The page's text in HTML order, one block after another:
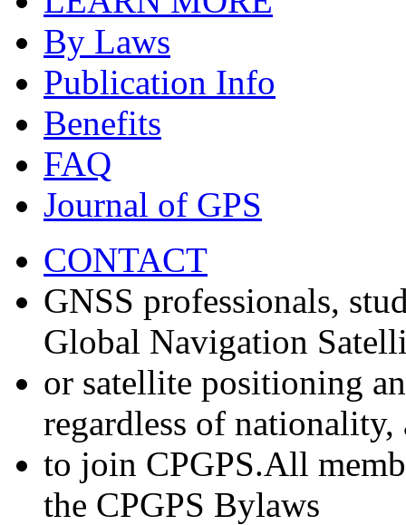
By Laws
Publication Info
Benefits
FAQ
Journal of GPS
CONTACT
GNSS professionals,
Global Navigation
or satellite positioning
regardless of nationality,
to join CPGPS.All
the CPGPS Bylaws